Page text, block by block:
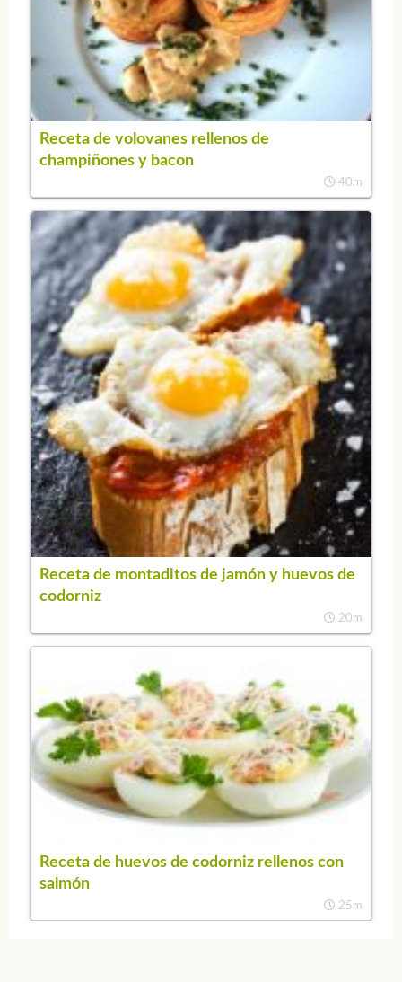
Receta de volovanes rellenos de
champiñones y bacon
40m
Receta de montaditos de jamón y huevos de
codorniz
20m
Receta de huevos de codorniz rellenos con
salmón
25m